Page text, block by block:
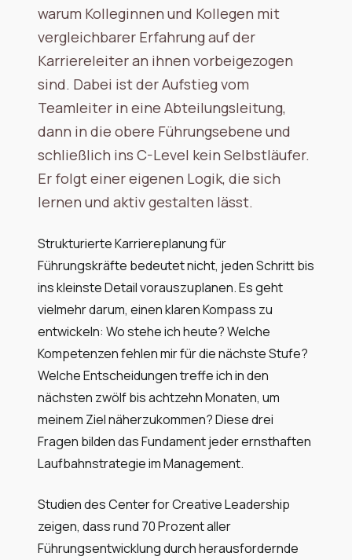
warum Kolleginnen und Kollegen mit
vergleichbarer Erfahrung auf der
Karriereleiter an ihnen vorbeigezogen
sind. Dabei ist der Aufstieg vom
Teamleiter in eine Abteilungsleitung,
dann in die obere Führungsebene und
schließlich ins C-Level kein Selbstläufer.
Er folgt einer eigenen Logik, die sich
lernen und aktiv gestalten lässt.
Strukturierte Karriereplanung für
Führungskräfte bedeutet nicht, jeden Schritt bis
ins kleinste Detail vorauszuplanen. Es geht
vielmehr darum, einen klaren Kompass zu
entwickeln: Wo stehe ich heute? Welche
Kompetenzen fehlen mir für die nächste Stufe?
Welche Entscheidungen treffe ich in den
nächsten zwölf bis achtzehn Monaten, um
meinem Ziel näherzukommen? Diese drei
Fragen bilden das Fundament jeder ernsthaften
Laufbahnstrategie im Management.
Studien des Center for Creative Leadership
zeigen, dass rund 70 Prozent aller
Führungsentwicklung durch herausfordernde